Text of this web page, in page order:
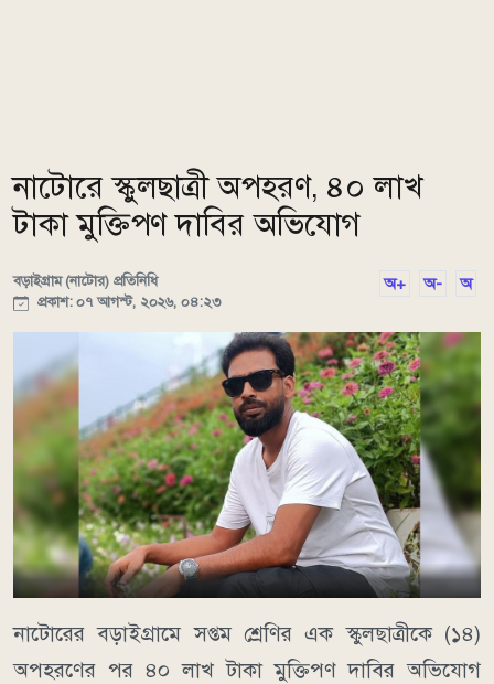
নাটোরে স্কুলছাত্রী অপহরণ, ৪০ লাখ
টাকা মুক্তিপণ দাবির অভিযোগ
বড়াইগ্রাম (নাটোর) প্রতিনিধি
প্রকাশ: ০৭ আগস্ট, ২০২৬, ০৪:২৩
অ+ অ- অ
নাটোরের বড়াইগ্রামে সপ্তম শ্রেণির এক স্কুলছাত্রীকে (১৪)
অপহরণের পর ৪০ লাখ টাকা মুক্তিপণ দাবির অভিযোগ